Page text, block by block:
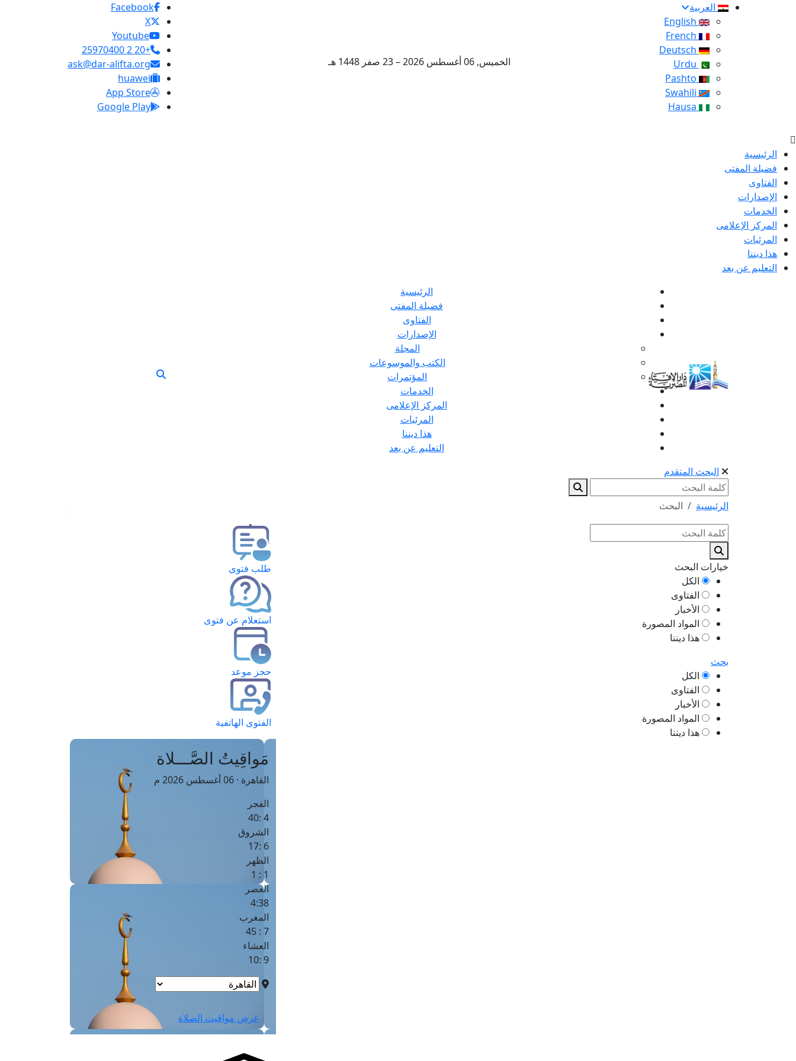
العربية
الخميس, 06 أغسطس 2026 – 23 صفر 1448 هـ
Facebook
X
Youtube
+20 2 25970400
ask@dar-alifta.org
huawei
App Store
Google Play
الرئيسية
فضيلة المفتى
الفتاوى
الإصدارات
الخدمات
المركز الإعلامى
المرئيات
هذا ديننا
التعليم عن بعد
الرئيسية
فضيلة المفتى
الفتاوى
الإصدارات
المجلة
الكتب والموسوعات
المؤتمرات
الخدمات
المركز الإعلامى
المرئيات
هذا ديننا
التعليم عن بعد
البحث المتقدم
الرئيسية البحث
خيارات البحث
الكل
الفتاوى
الأخبار
المواد المصورة
هذا ديننا
بحث
الكل
الفتاوى
الأخبار
المواد المصورة
هذا ديننا
طلب فتوى
استعلام عن فتوى
حجز موعد
الفتوى الهاتفية
مَواقِيتُ الصَّـــلاة
القاهرة · 06 أغسطس 2026 م
الفجر
4 :40
الشروق
6 :17
الظهر
1 : 1
العصر
4:38
المغرب
7 : 45
العشاء
9 :10
عرض مواقيت الصلاة